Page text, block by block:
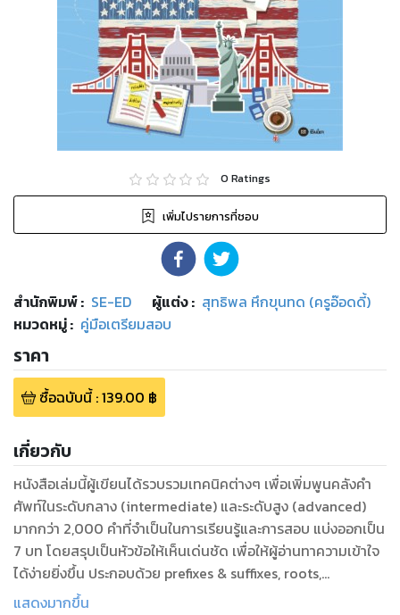
0 Ratings
เพิ่มไปรายการที่ชอบ
สำนักพิมพ์: SE-ED ผู้แต่ง : สุทธิพล หึกขุนทด (ครูอ๊อดดี้)
หมวดหมู่: คู่มือเตรียมสอบ
ราคา
ซื้อฉบับนี้:139.00 ฿
เกี่ยวกับ
หนังสือเล่มนี้ผู้เขียนได้รวบรวมเทคนิคต่างๆ เพื่อเพิ่มพูนคลังคำ
ศัพท์ในระดับกลาง (intermediate) และระดับสูง (advanced)
มากกว่า 2,000 คำที่จำเป็นในการเรียนรู้และการสอบ แบ่งออกเป็น
7 บท โดยสรุปเป็นหัวข้อให้เห็นเด่นชัด เพื่อให้ผู้อ่านทาความเข้าใจ
ได้ง่ายยิ่งขึ้น ประกอบด้วย prefixes & suffixes, roots,
synonyms, antonyms, context clues, meaning in context
แสดงมากขึ้น